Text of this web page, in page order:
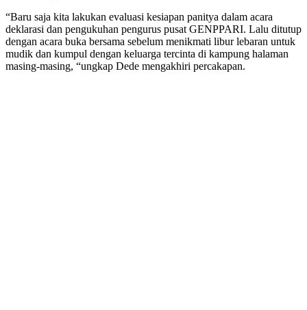
“Baru saja kita lakukan evaluasi kesiapan panitya dalam acara
deklarasi dan pengukuhan pengurus pusat GENPPARI. Lalu ditutup
dengan acara buka bersama sebelum menikmati libur lebaran untuk
mudik dan kumpul dengan keluarga tercinta di kampung halaman
masing-masing, “ungkap Dede mengakhiri percakapan.